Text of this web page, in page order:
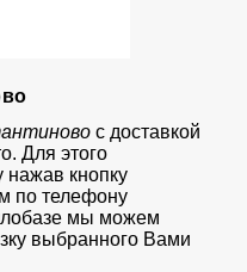
с доставкой
Для этого
нажав кнопку
по телефону
мы можем
выбранного Вами